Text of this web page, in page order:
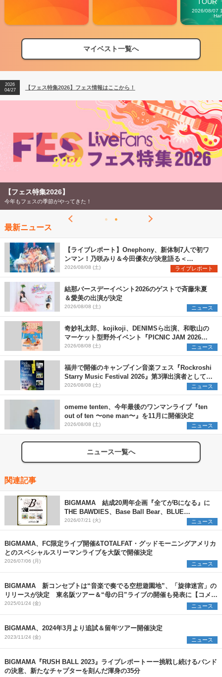
2026/08/07
マイベスト一覧へ
【フェス特集2026】フェス情報はここから！
【ライブ動員ランキング】2026年上半期編発表！
2026
04/27
【フェス特集2026】フェス情報はここから！
2026
【ライブ動員ランキング】2026年上半期編発表！
【フェス特集2026】
今年もフェスの季節がやってきた！
最新ニュース
【ライブレポート】Onephony、新体制7人で初ワ
ンマン！乃咲みり＆今田優衣が決意語る＜
Onephony新体制1st Oneman Live はじまりの夏
＞
2026/08/08 (土) ライブレポート
結那バースデーイベント2026のゲストで斉藤朱夏
＆愛美の出演が決定
2026/08/08 (土) ニュース
奇妙礼太郎、kojikoji、DENIMSら出演、和歌山の
マーケット型野外イベント『PICNIC JAM 2026』
早割チケット発売開始
2026/08/08 (土) ニュース
福井で開催のキャンプイン音楽フェス『Rockroshi
Starry Music Festival 2026』第3弾出演者として
SCOOBIE DO、かりゆし58、Reiを発表
2026/08/08 (土) ニュース
omeme tenten、今年最後のワンマンライブ『ten
out of ten 〜one man〜』を11月に開催決定
2026/08/08 (土) ニュース
ニュース一覧へ
関連記事
BIGMAMA 結成20周年企画『全てがBになる』に
THE BAWDIES、Base Ball Bear、BLUE
ENCOUNTの出演が決定
2026/07/21 (火) ニュース
BIGMAMA、FC限定ライブ開催&TOTALFAT・グッドモーニングアメリカ
とのスペシャルスリーマンライブを大阪で開催決定
2026/07/06 (月) ニュース
BIGMAMA 新コンセプトは“音楽で奏でる空想遊園地”、「旋律迷宮」の
リリースが決定 東名阪ツアー＆“母の日”ライブの開催も発表に【コメン
トあり】
2025/01/24 (金) ニュース
BIGMAMA、2024年3月より追試＆留年ツアー開催決定
2023/11/24 (金) ニュース
BIGMAMA『RUSH BALL 2023』ライブレポートーー挑戦し続けるバンド
の決意、新たなチャプターを刻んだ渾身の35分